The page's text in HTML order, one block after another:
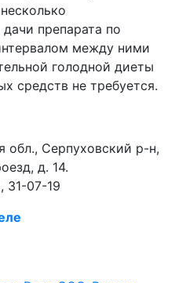
препарата по
между ними
голодной диеты
средств не требуется.
обл., Серпуховский р-н,
д. 14.
31-07-19